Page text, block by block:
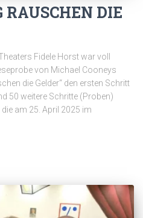
RAUSCHEN DIE
Fidele Horst war voll
von Michael Cooneys
die Gelder“ den ersten Schritt
50 weitere Schritte (Proben)
am 25. April 2025 im